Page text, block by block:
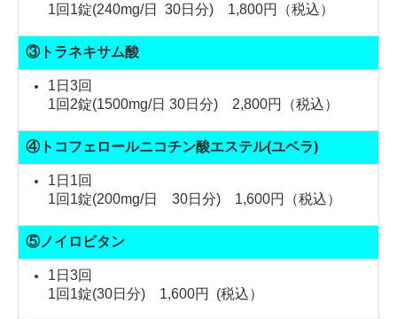
1回1錠(240mg/日 30日分) 1,800円（税込）
③トラネキサム酸
1日3回
1回2錠(1500mg/日 30日分) 2,800円（税込）
④トコフェロールニコチン酸エステル(ユベラ)
1日1回
1回1錠(200mg/日 30日分) 1,600円（税込）
⑤ノイロビタン
1日3回
1回1錠(30日分) 1,600円 (税込）